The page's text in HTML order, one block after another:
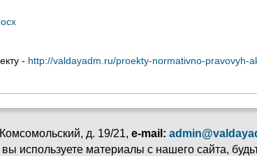
- http://valdayadm.ru/proekty-normativno-pravovyh-
д. 19/21, e-mail:
используете материалы с нашего сайта,